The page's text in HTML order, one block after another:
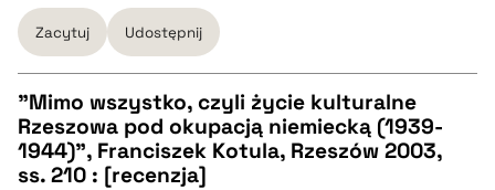
pobierz cytat
Zacytuj Udostępnij
CZYSTY TEKST
"Mimo wszystko, czyli życie kulturalne
Rzeszowa pod okupacją niemiecką (1939-
1944)", Franciszek Kotula, Rzeszów 2003,
ss. 210 : [recenzja]